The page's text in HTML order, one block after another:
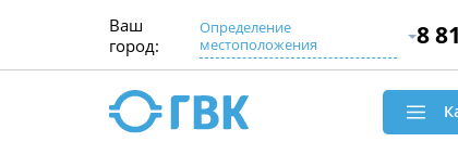
Ваш
город:
Определение
местоположения
8